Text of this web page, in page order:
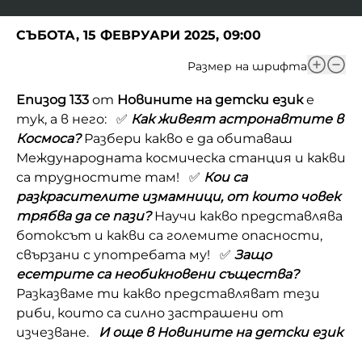
СЪБОТА, 15 ФЕВРУАРИ 2025, 09:00
Размер на шрифта
Епизод 133 от Новините на детски езике
тук, а в него: ✅ Как живеят астронавтите в
Космоса?Разбери какво е да обитаваш
Международната космическа станция и какви
са трудностите там! ✅ Кои са
разкрасителите измамници, от които човек
трябва да се пази?Научи какво представлява
ботоксът и какви са големите опасности,
свързани с употребата му! ✅ Защо
есетрите са необикновени същества?
Разказваме ти какво представляват тези
риби, които са силно застрашени от
изчезване.
И още в Новините на детски език